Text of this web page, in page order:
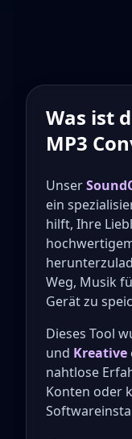
Was ist
MP3
Unser
ein
hilft, Ihre
Weg, Musik
Gerät zu
Dieses Tool
und Kreative
nahtlose
Konten oder